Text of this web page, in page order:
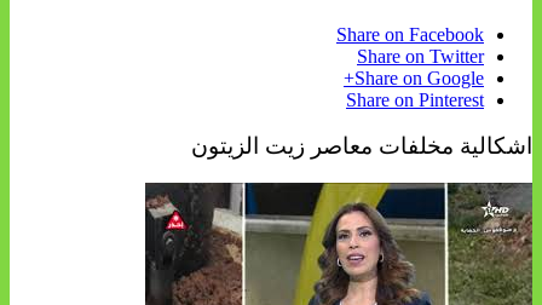
Share on Facebook
Share on Twitter
Share on Google+
Share on Pinterest
اشكالية مخلفات معاصر زيت الزيتون